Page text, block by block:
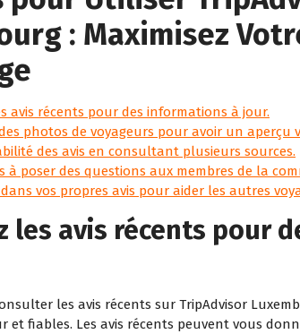
: Maximisez
avis récents pour des informations à jour.
photos de voyageurs pour avoir un aperçu
des avis en consultant plusieurs sources.
à poser des questions aux membres de la
dans vos propres avis pour aider les autres
les avis récents pour
les avis récents sur TripAdvisor
et fiables. Les avis récents peuvent vous